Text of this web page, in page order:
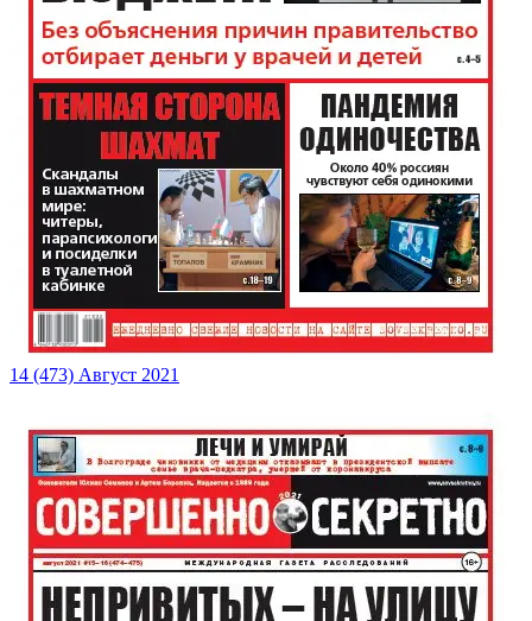
14 (473) Август 2021